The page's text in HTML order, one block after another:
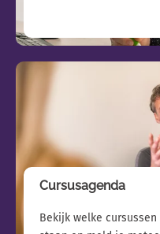
Cursusagenda
Bekijk welke